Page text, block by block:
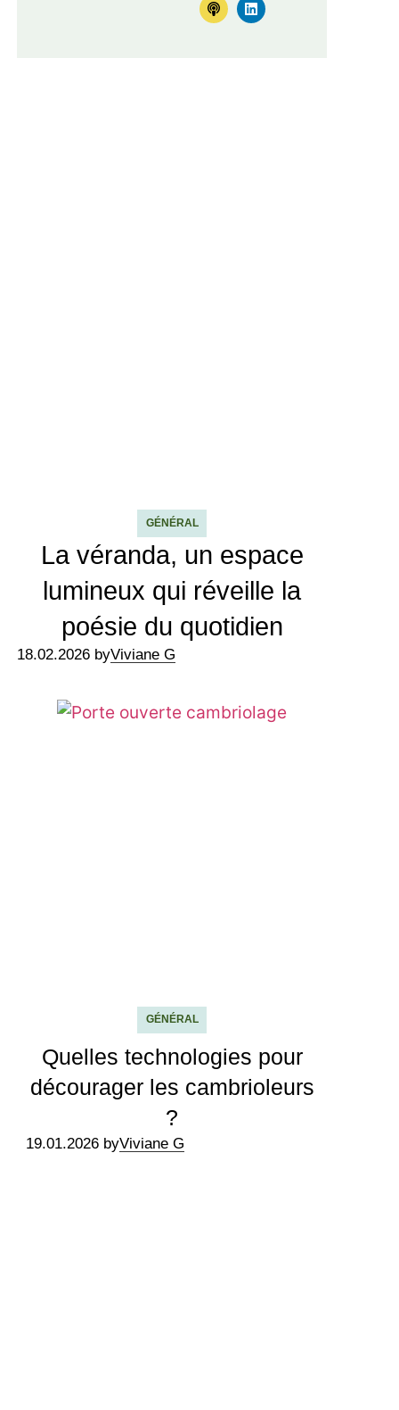
GÉNÉRAL
La véranda, un espace
lumineux qui réveille la
poésie du quotidien
18.02.2026 byViviane G
GÉNÉRAL
Quelles technologies pour
décourager les cambrioleurs
?
19.01.2026 byViviane G